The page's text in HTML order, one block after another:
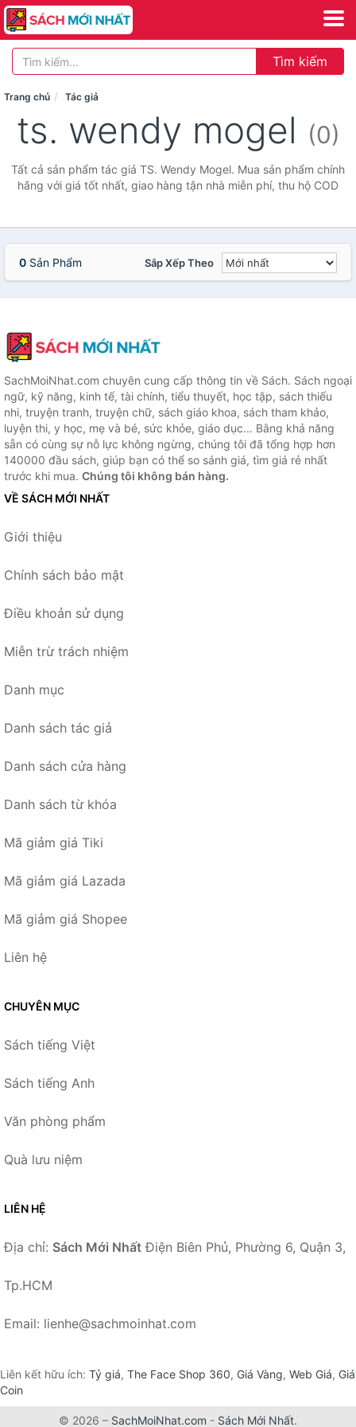
Tìm kiếm
Trang chủ Tác giả
ts. wendy mogel (0)
Tất cả sản phẩm tác giả TS. Wendy Mogel. Mua sản phẩm chính
hãng với giá tốt nhất, giao hàng tận nhà miễn phí, thu hộ COD
0 Sản Phẩm Sắp Xếp Theo
SachMoiNhat.com chuyên cung cấp thông tin về Sách. Sách ngoại
ngữ, kỹ năng, kinh tế, tài chính, tiểu thuyết, học tập, sách thiếu
nhi, truyện tranh, truyện chữ, sách giáo khoa, sách tham khảo,
luyện thi, y học, mẹ và bé, sức khỏe, giáo dục... Bằng khả năng
sẵn có cùng sự nỗ lực không ngừng, chúng tôi đã tổng hợp hơn
140000 đầu sách, giúp bạn có thể so sánh giá, tìm giá rẻ nhất
trước khi mua. Chúng tôi không bán hàng.
VỀ SÁCH MỚI NHẤT
Giới thiệu
Chính sách bảo mật
Điều khoản sử dụng
Miễn trừ trách nhiệm
Danh mục
Danh sách tác giả
Danh sách cửa hàng
Danh sách từ khóa
Mã giảm giá Tiki
Mã giảm giá Lazada
Mã giảm giá Shopee
Liên hệ
CHUYÊN MỤC
Sách tiếng Việt
Sách tiếng Anh
Văn phòng phẩm
Quà lưu niệm
LIÊN HỆ
Địa chỉ: Sách Mới Nhất Điện Biên Phủ, Phường 6, Quận 3,
Tp.HCM
Email: lienhe@sachmoinhat.com
Liên kết hữu ích: Tỷ giá, The Face Shop 360, Giá Vàng, Web Giá, Giá
Coin
© 2026 – SachMoiNhat.com - Sách Mới Nhất.